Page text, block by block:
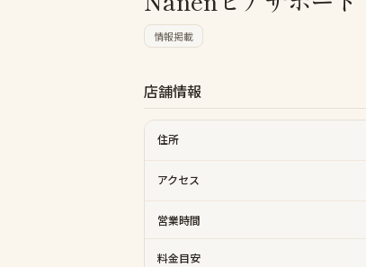
情報掲載
店舗情報
住所
アクセス
営業時間
料金目安